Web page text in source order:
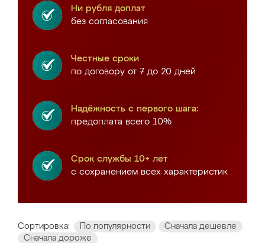
Ни рубля доплат
без согласования
Честные сроки
по договору от 7 до 20 дней
Надёжность с первого шага:
предоплата всего 10%
Срок службы 10+ лет
с сохранением всех характеристик
Сортировка: По популярности
Сначала дешевле
Сначала дороже